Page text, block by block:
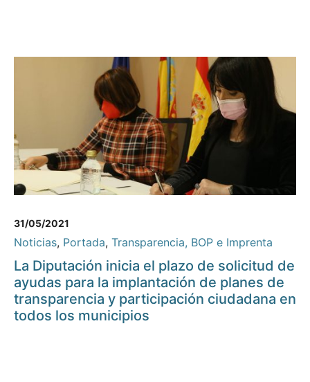
31/05/2021
Noticias, Portada, Transparencia, BOP e Imprenta
La Diputación inicia el plazo de solicitud de
ayudas para la implantación de planes de
transparencia y participación ciudadana en
todos los municipios